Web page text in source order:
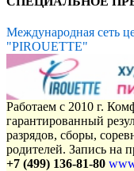
Международная сеть
"PIROUETTE"
Работаем с 2010 г.
гарантированный
разрядов, сборы,
родителей. Запись на
+7 (499) 136-81-80